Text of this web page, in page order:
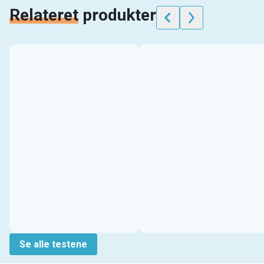
Relateret produkter
Se alle testene